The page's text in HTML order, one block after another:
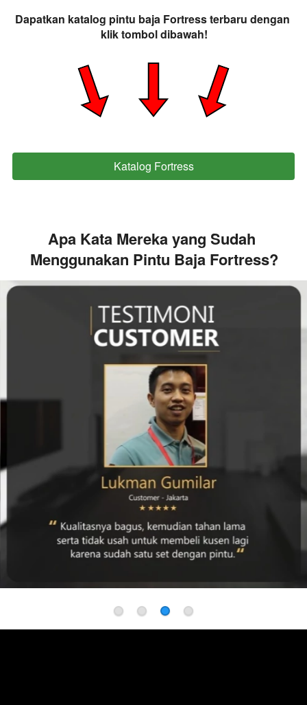
Dapatkan katalog pintu baja Fortress terbaru dengan
klik tombol dibawah!
`Katalog Fortress
Apa Kata Mereka yang Sudah
Menggunakan Pintu Baja Fortress?